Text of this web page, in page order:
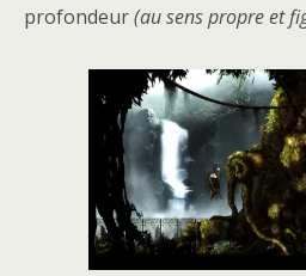
profondeur(au sens propre et